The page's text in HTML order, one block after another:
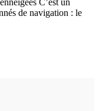
C’est un
de navigation : le